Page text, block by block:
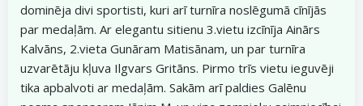
dominēja divi sportisti, kuri arī turnīra noslēgumā cīnījās
par medaļām. Ar elegantu sitienu 3.vietu izcīnīja Ainārs
Kalvāns, 2.vieta Gunāram Matisānam, un par turnīra
uzvarētāju kļuva Ilgvars Gritāns. Pirmo trīs vietu ieguvēji
tika apbalvoti ar medaļām. Sakām arī paldies Galēnu